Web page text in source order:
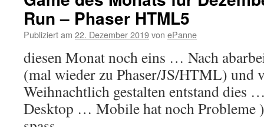
Run – Phaser HTML5
Publiziert am 22. Dezember 2019von ePanne
diesen Monat noch eins … Nach
(mal wieder zu Phaser/JS/HTML) und
Weihnachtlich gestalten entstand dies
Desktop … Mobile hat noch Probleme